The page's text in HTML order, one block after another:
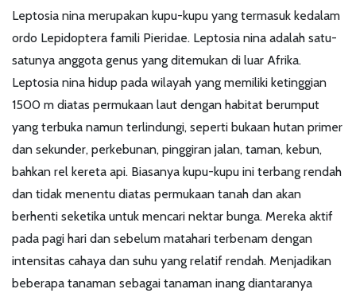
Leptosia nina merupakan kupu-kupu yang termasuk kedalam
ordo Lepidoptera famili Pieridae. Leptosia nina adalah satu-
satunya anggota genus yang ditemukan di luar Afrika.
Leptosia nina hidup pada wilayah yang memiliki ketinggian
1500 m diatas permukaan laut dengan habitat berumput
yang terbuka namun terlindungi, seperti bukaan hutan primer
dan sekunder, perkebunan, pinggiran jalan, taman, kebun,
bahkan rel kereta api. Biasanya kupu-kupu ini terbang rendah
dan tidak menentu diatas permukaan tanah dan akan
berhenti seketika untuk mencari nektar bunga. Mereka aktif
pada pagi hari dan sebelum matahari terbenam dengan
intensitas cahaya dan suhu yang relatif rendah. Menjadikan
beberapa tanaman sebagai tanaman inang diantaranya